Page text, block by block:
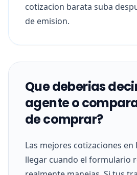
cotizacion barata suba
de emision.
Que deberias
agente o
de comprar?
Las mejores cotizaciones en
llegar cuando el formulario